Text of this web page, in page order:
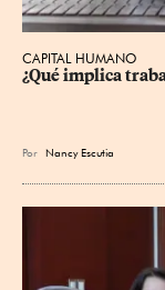
CAPITAL HUMANO
¿Qué implica
Por Nancy Escutia